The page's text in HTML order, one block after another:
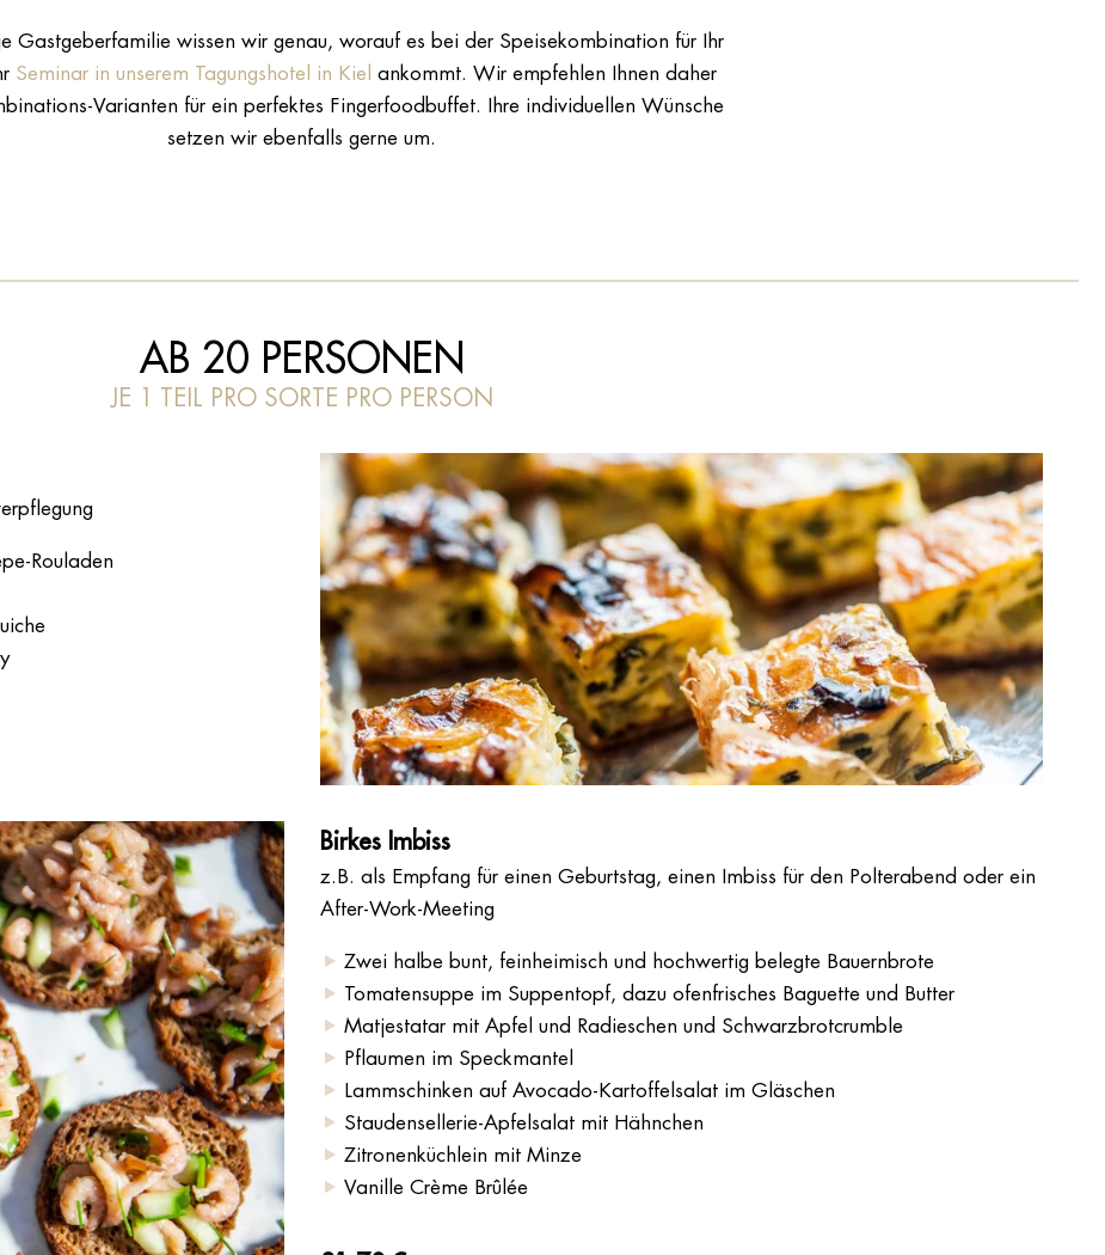
Gastgeberfamilie wissen wir genau, worauf es bei der Speisekombination für Ihr
Seminar in unserem Tagungshotel in Kiel ankommt. Wir empfehlen Ihnen daher
Varianten für ein perfektes Fingerfoodbuffet. Ihre individuellen Wünsche
setzen wir ebenfalls gerne um.
AB 20 PERSONEN
JE 1 TEIL PRO SORTE PRO PERSON
Rouladen
Birkes Imbiss
z.B. als Empfang für einen Geburtstag, einen Imbiss für den Polterabend oder ein
After-Work-Meeting
Zwei halbe bunt, feinheimisch und hochwertig belegte Bauernbrote
Tomatensuppe im Suppentopf, dazu ofenfrisches Baguette und Butter
Matjestatar mit Apfel und Radieschen und Schwarzbrotcrumble
Pflaumen im Speckmantel
Lammschinken auf Avocado-Kartoffelsalat im Gläschen
Staudensellerie-Apfelsalat mit Hähnchen
Zitronenküchlein mit Minze
Vanille Crème Brûlée